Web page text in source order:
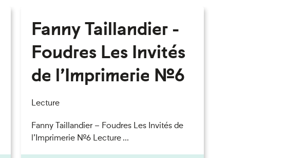
Fanny Taillandier -
Foudres Les Invités
de l’Imprimerie n°6
Lecture
Fanny Taillandier – Foudres Les Invités de
l’Imprimerie n°6 Lecture ...